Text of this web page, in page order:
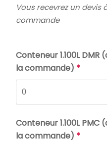
Vous recevrez un devis
commande
Conteneur 1.100L
la commande) *
Conteneur 1.100L
la commande) *